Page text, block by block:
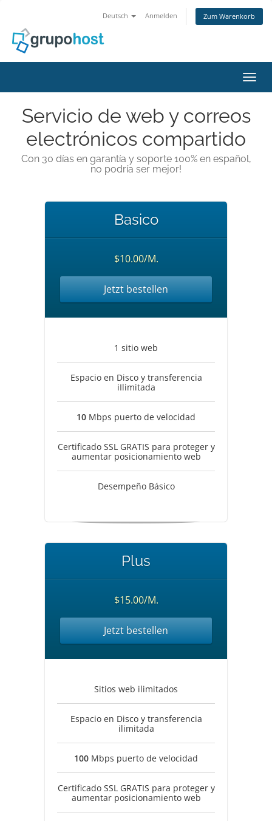
Deutsch Anmelden Zum Warenkorb
Servicio de web y correos
electrónicos compartido
Con 30 días en garantía y soporte 100% en español,
no podría ser mejor!
Basico
$10.00/M.
Jetzt bestellen
1 sitio web
Espacio en Disco y transferencia
iIlimitada
10 Mbps puerto de velocidad
Certificado SSL GRATIS para proteger y
aumentar posicionamiento web
Desempeño Básico
Plus
$15.00/M.
Jetzt bestellen
Sitios web ilimitados
Espacio en Disco y transferencia
ilimitada
100 Mbps puerto de velocidad
Certificado SSL GRATIS para proteger y
aumentar posicionamiento web